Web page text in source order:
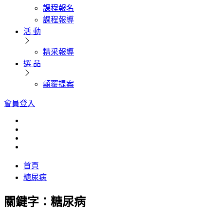
課程報名
課程報導
活 動
精采報導
選 品
顛覆提案
會員登入
首頁
糖尿病
關鍵字：糖尿病